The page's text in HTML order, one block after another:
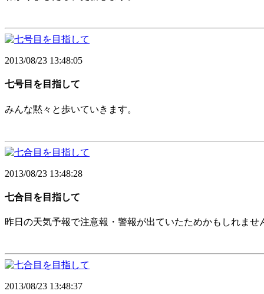
2013/08/23 13:48:05
七号目を目指して
みんな黙々と歩いていきます。
2013/08/23 13:48:28
七合目を目指して
昨日の天気予報で注意報・警報が出ていたためかもしれませ
2013/08/23 13:48:37